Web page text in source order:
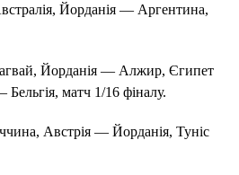
Йорданія — Аргентина,
Йорданія — Алжир, Єгипет
матч 1/16 фіналу.
Австрія — Йорданія, Туніс